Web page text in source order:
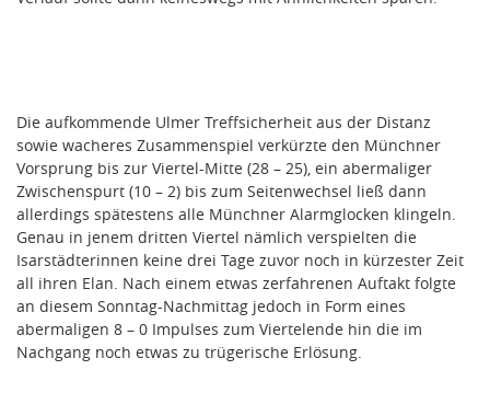
Die aufkommende Ulmer Treffsicherheit aus der Distanz
sowie wacheres Zusammenspiel verkürzte den Münchner
Vorsprung bis zur Viertel-Mitte (28 – 25), ein abermaliger
Zwischenspurt (10 – 2) bis zum Seitenwechsel ließ dann
allerdings spätestens alle Münchner Alarmglocken klingeln.
Genau in jenem dritten Viertel nämlich verspielten die
Isarstädterinnen keine drei Tage zuvor noch in kürzester Zeit
all ihren Elan. Nach einem etwas zerfahrenen Auftakt folgte
an diesem Sonntag-Nachmittag jedoch in Form eines
abermaligen 8 – 0 Impulses zum Viertelende hin die im
Nachgang noch etwas zu trügerische Erlösung.